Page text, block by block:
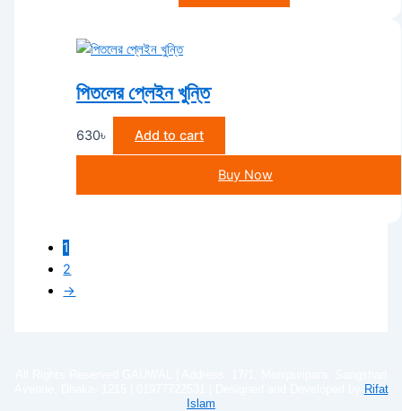
পিতলের প্লেইন খুন্তি
630৳ Add to cart
Buy Now
1
2
→
Rifat
Islam